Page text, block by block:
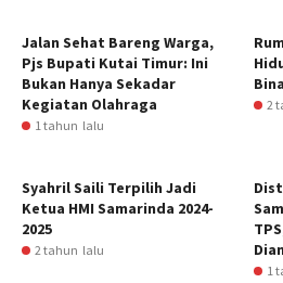
Jalan Sehat Bareng Warga,
Pjs Bupati Kutai Timur: Ini
Bukan Hanya Sekadar
Kegiatan Olahraga
1 tahun lalu
2
Syahril Saili Terpilih Jadi
Ketua HMI Samarinda 2024-
2025
2 tahun lalu
1